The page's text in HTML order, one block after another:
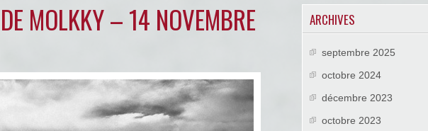
MOLKKY – 14 NOVEMBRE
ARCHIVES
septembre 2025
octobre 2024
décembre 2023
octobre 2023